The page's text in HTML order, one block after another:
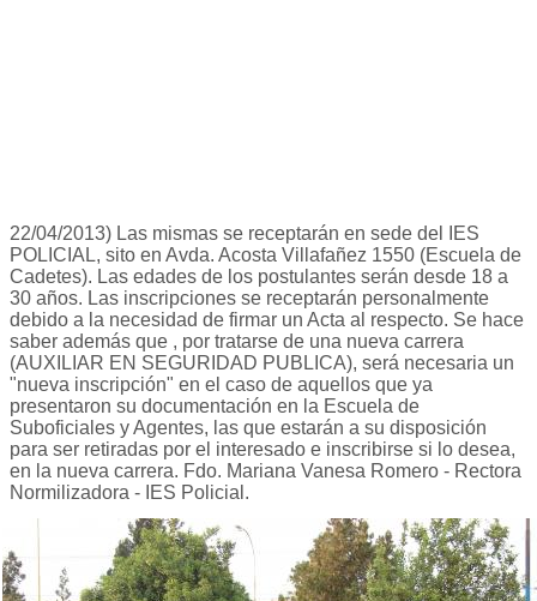
22/04/2013) Las mismas se receptarán en sede del IES
POLICIAL, sito en Avda. Acosta Villafañez 1550 (Escuela de
Cadetes). Las edades de los postulantes serán desde 18 a
30 años. Las inscripciones se receptarán personalmente
debido a la necesidad de firmar un Acta al respecto. Se hace
saber además que , por tratarse de una nueva carrera
(AUXILIAR EN SEGURIDAD PUBLICA), será necesaria un
"nueva inscripción" en el caso de aquellos que ya
presentaron su documentación en la Escuela de
Suboficiales y Agentes, las que estarán a su disposición
para ser retiradas por el interesado e inscribirse si lo desea,
en la nueva carrera. Fdo. Mariana Vanesa Romero - Rectora
Normilizadora - IES Policial.